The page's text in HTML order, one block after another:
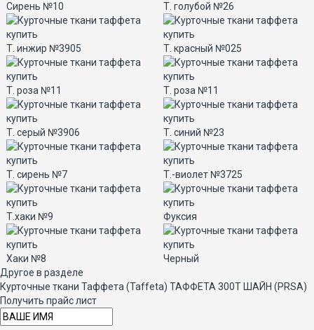
Сирень №10 Т. голубой №26
Т. инжир №3905 Т. красный №025
Т. роза №11 Т. роза №11
Т. серый №3906 Т. синий №23
Т. сирень №7 Т.-виолет №3725
Т.хаки №9 Фуксия
Хаки №8
Черный
Другое в разделе
Курточные ткани Таффета (Taffeta) ТАФФЕТА 300Т ШАЙН (PRSA)
Получить прайс лист